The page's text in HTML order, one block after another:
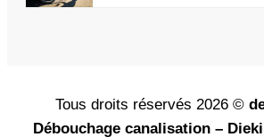
Tous droits réservés 2026 ©
Débouchage canalisation –